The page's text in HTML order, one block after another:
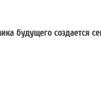
будущего создается